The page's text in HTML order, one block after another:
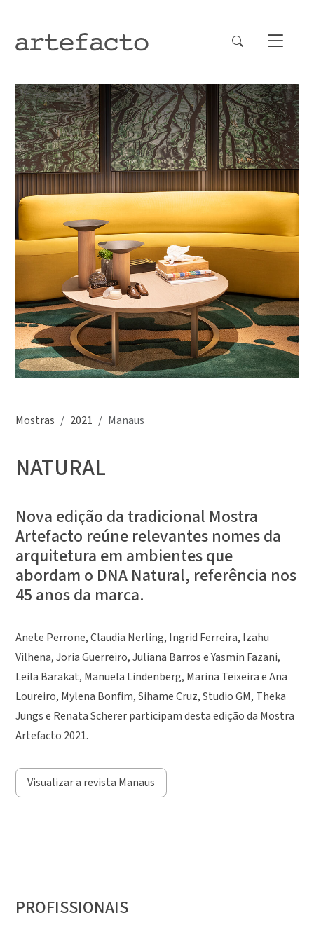
Mostras 2021 Manaus
NATURAL
Nova edição da tradicional Mostra
Artefacto reúne relevantes nomes da
arquitetura em ambientes que
abordam o DNA Natural, referência nos
45 anos da marca.
Anete Perrone, Claudia Nerling, Ingrid Ferreira, Izahu
Vilhena, Joria Guerreiro, Juliana Barros e Yasmin Fazani,
Leila Barakat, Manuela Lindenberg, Marina Teixeira e Ana
Loureiro, Mylena Bonfim, Sihame Cruz, Studio GM, Theka
Jungs e Renata Scherer participam desta edição da Mostra
Artefacto 2021.
Visualizar a revista Manaus
PROFISSIONAIS